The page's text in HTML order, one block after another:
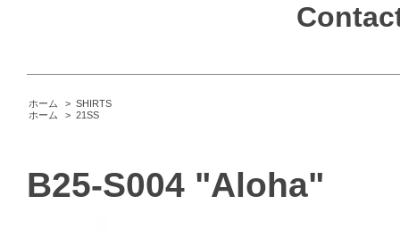
ホーム > SHIRTS
ホーム
> 21SS
B25-S004 "Aloha"